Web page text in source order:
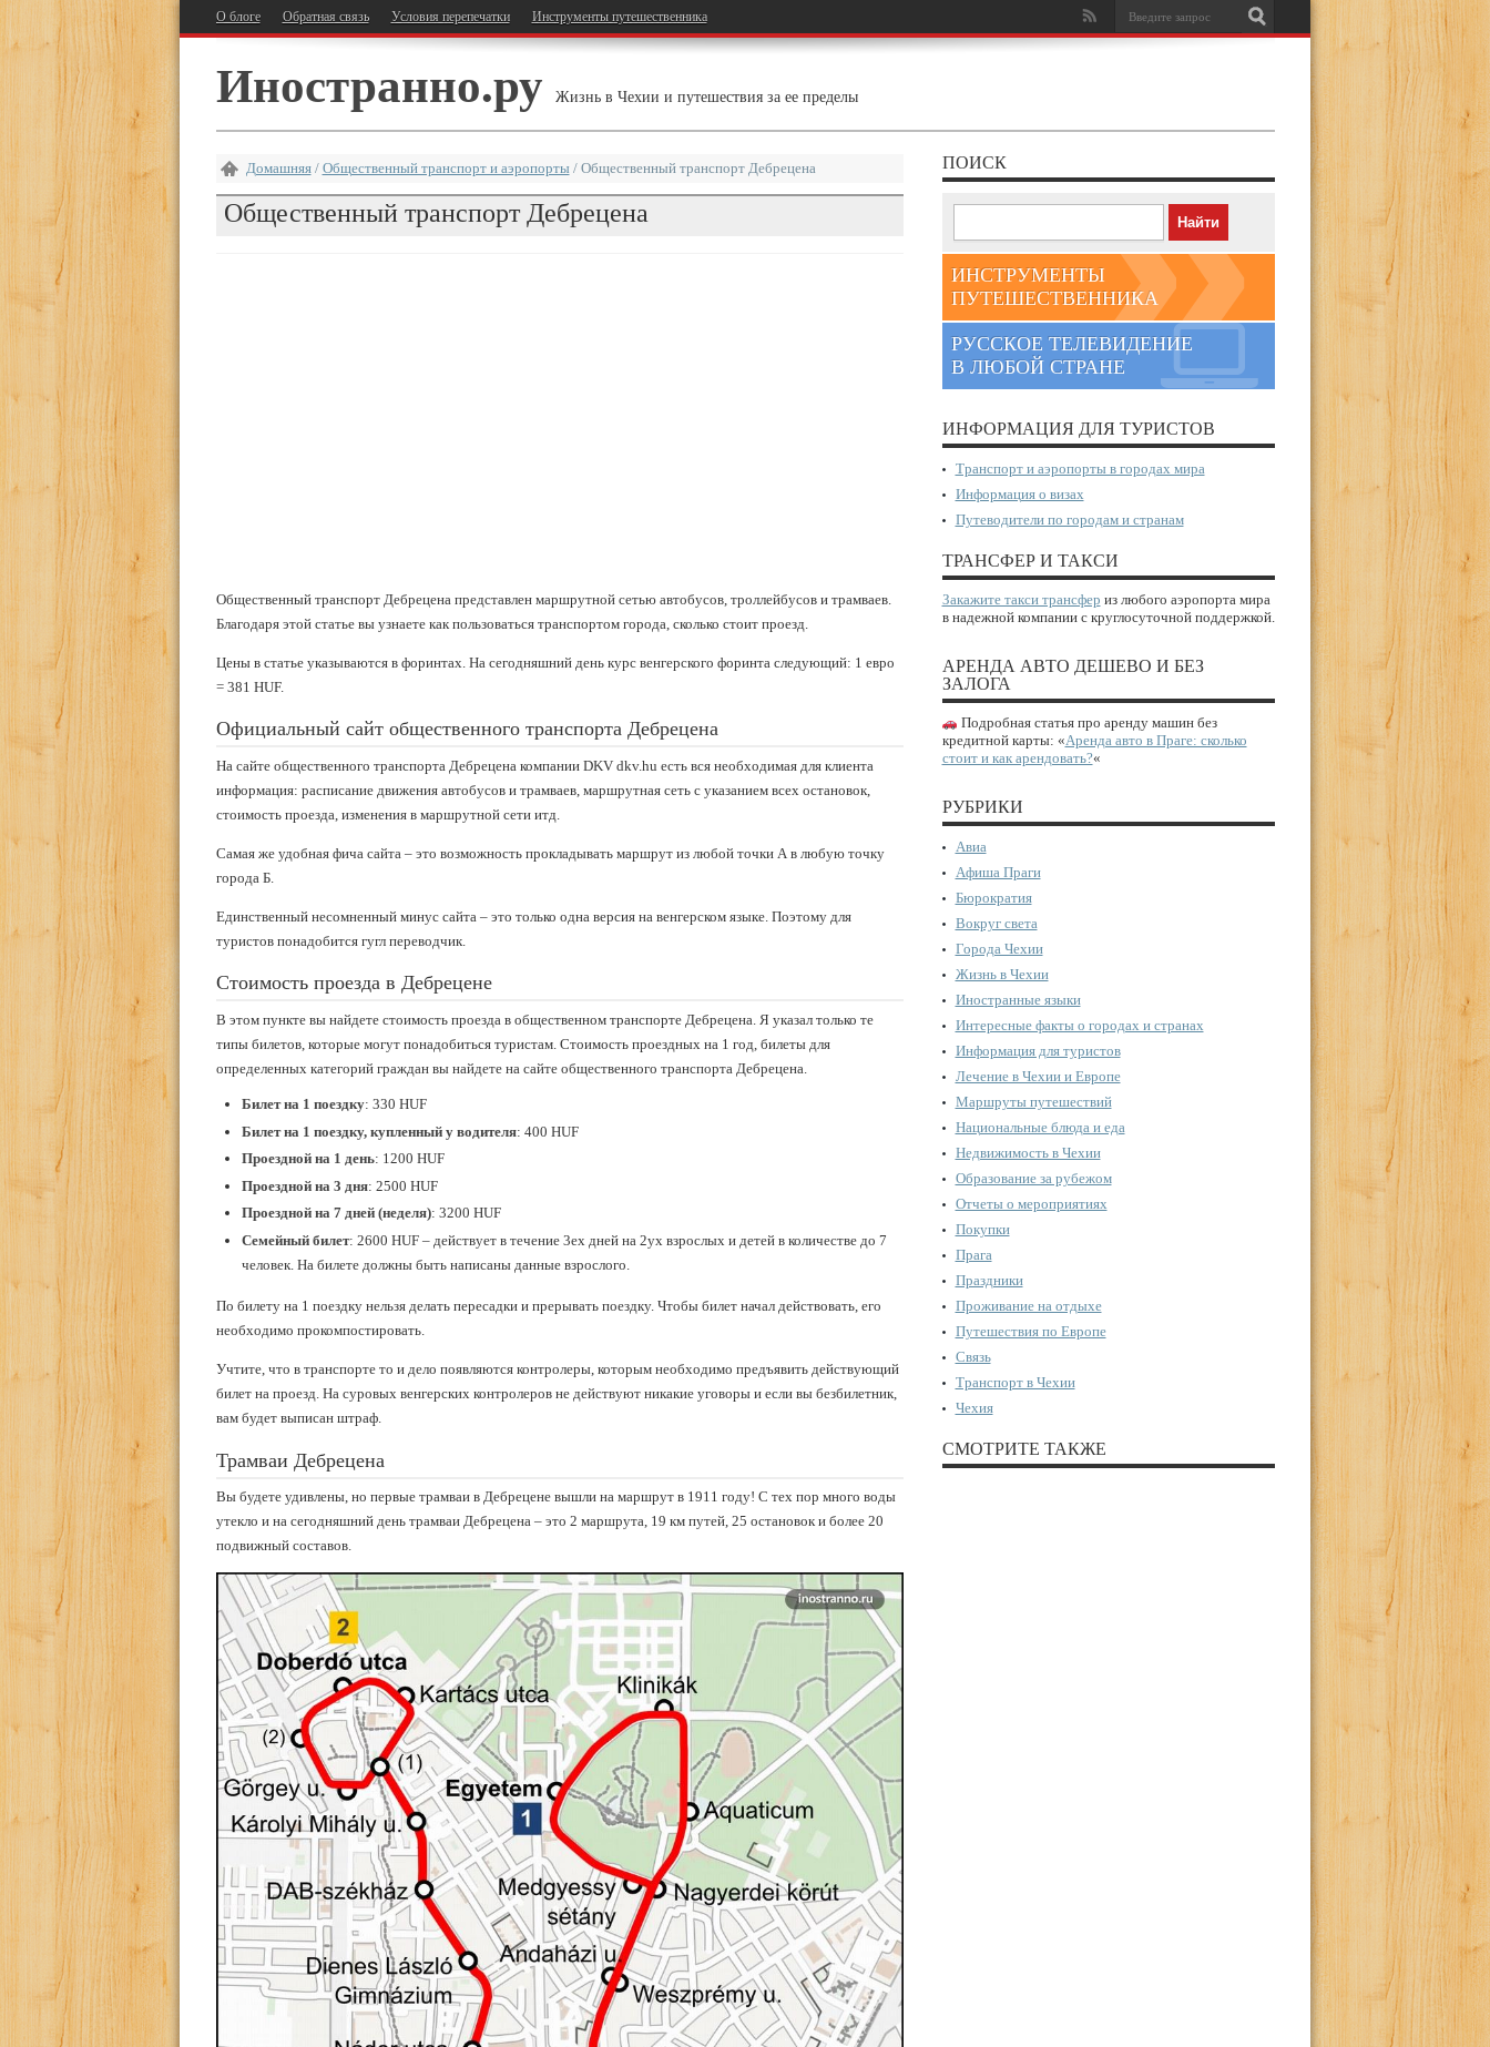
О блоге Обратная связь Условия перепечатки Инструменты путешественника
Иностранно.ру Жизнь в Чехии и путешествия за ее пределы
Домашняя/ Общественный транспорт и аэропорты/ Общественный транспорт Дебрецена
Общественный транспорт Дебрецена
Общественный транспорт Дебрецена представлен маршрутной сетью автобусов, троллейбусов и трамваев.
Благодаря этой статье вы узнаете как пользоваться транспортом города, сколько стоит проезд.
Цены в статье указываются в форинтах. На сегодняшний день курс венгерского форинта следующий: 1 евро
= 381 HUF.
Официальный сайт общественного транспорта Дебрецена
На сайте общественного транспорта Дебрецена компании DKV dkv.hu есть вся необходимая для клиента
информация: расписание движения автобусов и трамваев, маршрутная сеть с указанием всех остановок,
стоимость проезда, изменения в маршрутной сети итд.
Самая же удобная фича сайта – это возможность прокладывать маршрут из любой точки А в любую точку
города Б.
Единственный несомненный минус сайта – это только одна версия на венгерском языке. Поэтому для
туристов понадобится гугл переводчик.
Стоимость проезда в Дебрецене
В этом пункте вы найдете стоимость проезда в общественном транспорте Дебрецена. Я указал только те
типы билетов, которые могут понадобиться туристам. Стоимость проездных на 1 год, билеты для
определенных категорий граждан вы найдете на сайте общественного транспорта Дебрецена.
Билет на 1 поездку: 330 HUF
Билет на 1 поездку, купленный у водителя: 400 HUF
Проездной на 1 день: 1200 HUF
Проездной на 3 дня: 2500 HUF
Проездной на 7 дней (неделя): 3200 HUF
Семейный билет: 2600 HUF – действует в течение 3ех дней на 2ух взрослых и детей в количестве до 7
человек. На билете должны быть написаны данные взрослого.
По билету на 1 поездку нельзя делать пересадки и прерывать поездку. Чтобы билет начал действовать, его
необходимо прокомпостировать.
Учтите, что в транспорте то и дело появляются контролеры, которым необходимо предъявить действующий
билет на проезд. На суровых венгерских контролеров не действуют никакие уговоры и если вы безбилетник,
вам будет выписан штраф.
Трамваи Дебрецена
Вы будете удивлены, но первые трамваи в Дебрецене вышли на маршрут в 1911 году! С тех пор много воды
утекло и на сегодняшний день трамваи Дебрецена – это 2 маршрута, 19 км путей, 25 остановок и более 20
подвижный составов.
ПОИСК
ИНСТРУМЕНТЫ
ПУТЕШЕСТВЕННИКА
РУССКОЕ ТЕЛЕВИДЕНИЕ
В ЛЮБОЙ СТРАНЕ
ИНФОРМАЦИЯ ДЛЯ ТУРИСТОВ
Транспорт и аэропорты в городах мира
Информация о визах
Путеводители по городам и странам
ТРАНСФЕР И ТАКСИ
Закажите такси трансфер из любого аэропорта мира
в надежной компании с круглосуточной поддержкой.
АРЕНДА АВТО ДЕШЕВО И БЕЗ
ЗАЛОГА
Подробная статья про аренду машин без
кредитной карты: «Аренда авто в Праге: сколько
стоит и как арендовать?«
РУБРИКИ
Авиа
Афиша Праги
Бюрократия
Вокруг света
Города Чехии
Жизнь в Чехии
Иностранные языки
Интересные факты о городах и странах
Информация для туристов
Лечение в Чехии и Европе
Маршруты путешествий
Национальные блюда и еда
Недвижимость в Чехии
Образование за рубежом
Отчеты о мероприятиях
Покупки
Прага
Праздники
Проживание на отдыхе
Путешествия по Европе
Связь
Транспорт в Чехии
Чехия
СМОТРИТЕ ТАКЖЕ